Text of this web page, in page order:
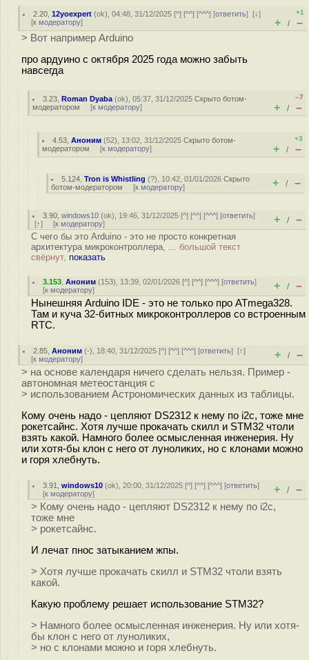
2.20 ,12yoexpert (ok), 04:48, 31/12/2025 [^] [^^] [^^^] [ответить][↓]
[к модератору]
+1
+ / –
> Вот например Arduino
про ардуино с октября 2025 года можно забыть
навсегда
3.23 ,Roman Dyaba (ok), 05:37, 31/12/2025Скрыто ботом-
модератором [к модератору]
–7
+ / –
4.53 ,Аноним (52), 13:02, 31/12/2025Скрыто ботом-
модератором [к модератору]
+3
+ / –
5.124 ,Tron is Whistling (?), 10:42, 01/01/2026Скрыто
ботом-модератором [к модератору] + / –
3.90 ,windows10 (ok), 19:46, 31/12/2025 [^] [^^] [^^^] [ответить]
[↑] [к модератору] + / –
С чего бы это Arduino - это не просто конкретная
архитектура микроконтроллера, ... большой текст
свёрнут, показать
3.153 ,Аноним (153), 13:39, 02/01/2026 [^] [^^] [^^^] [ответить]
[к модератору] + / –
Нынешняя Arduino IDE - это не только про ATmega328.
Там и куча 32-битных микроконтроллеров со встроенным
RTC.
2.85 ,Аноним (-), 18:40, 31/12/2025 [^] [^^] [^^^] [ответить][↑]
[к модератору] + / –
> на основе календаря ничего сделать нельзя. Пример -
автономная метеостанция с
> использованием Астрономических данных из таблицы.
Кому очень надо - цепляют DS2312 к нему по i2c, тоже мне
рокетсайнс. Хотя лучше прокачать скилл и STM32 чтоли
взять какой. Намного более осмысленная инженерия. Ну
или хотя-бы клон с него от луноликих, но с клонами можно
и горя хлебнуть.
3.91 ,windows10 (ok), 20:00, 31/12/2025 [^] [^^] [^^^] [ответить]
[к модератору] + / –
> Кому очень надо - цепляют DS2312 к нему по i2c,
тоже мне
> рокетсайнс.
И лечат пнос затыканием жпы.
> Хотя лучше прокачать скилл и STM32 чтоли взять
какой.
Какую проблему решает использование STM32?
> Намного более осмысленная инженерия. Ну или хотя-
бы клон с него от луноликих,
> но с клонами можно и горя хлебнуть.